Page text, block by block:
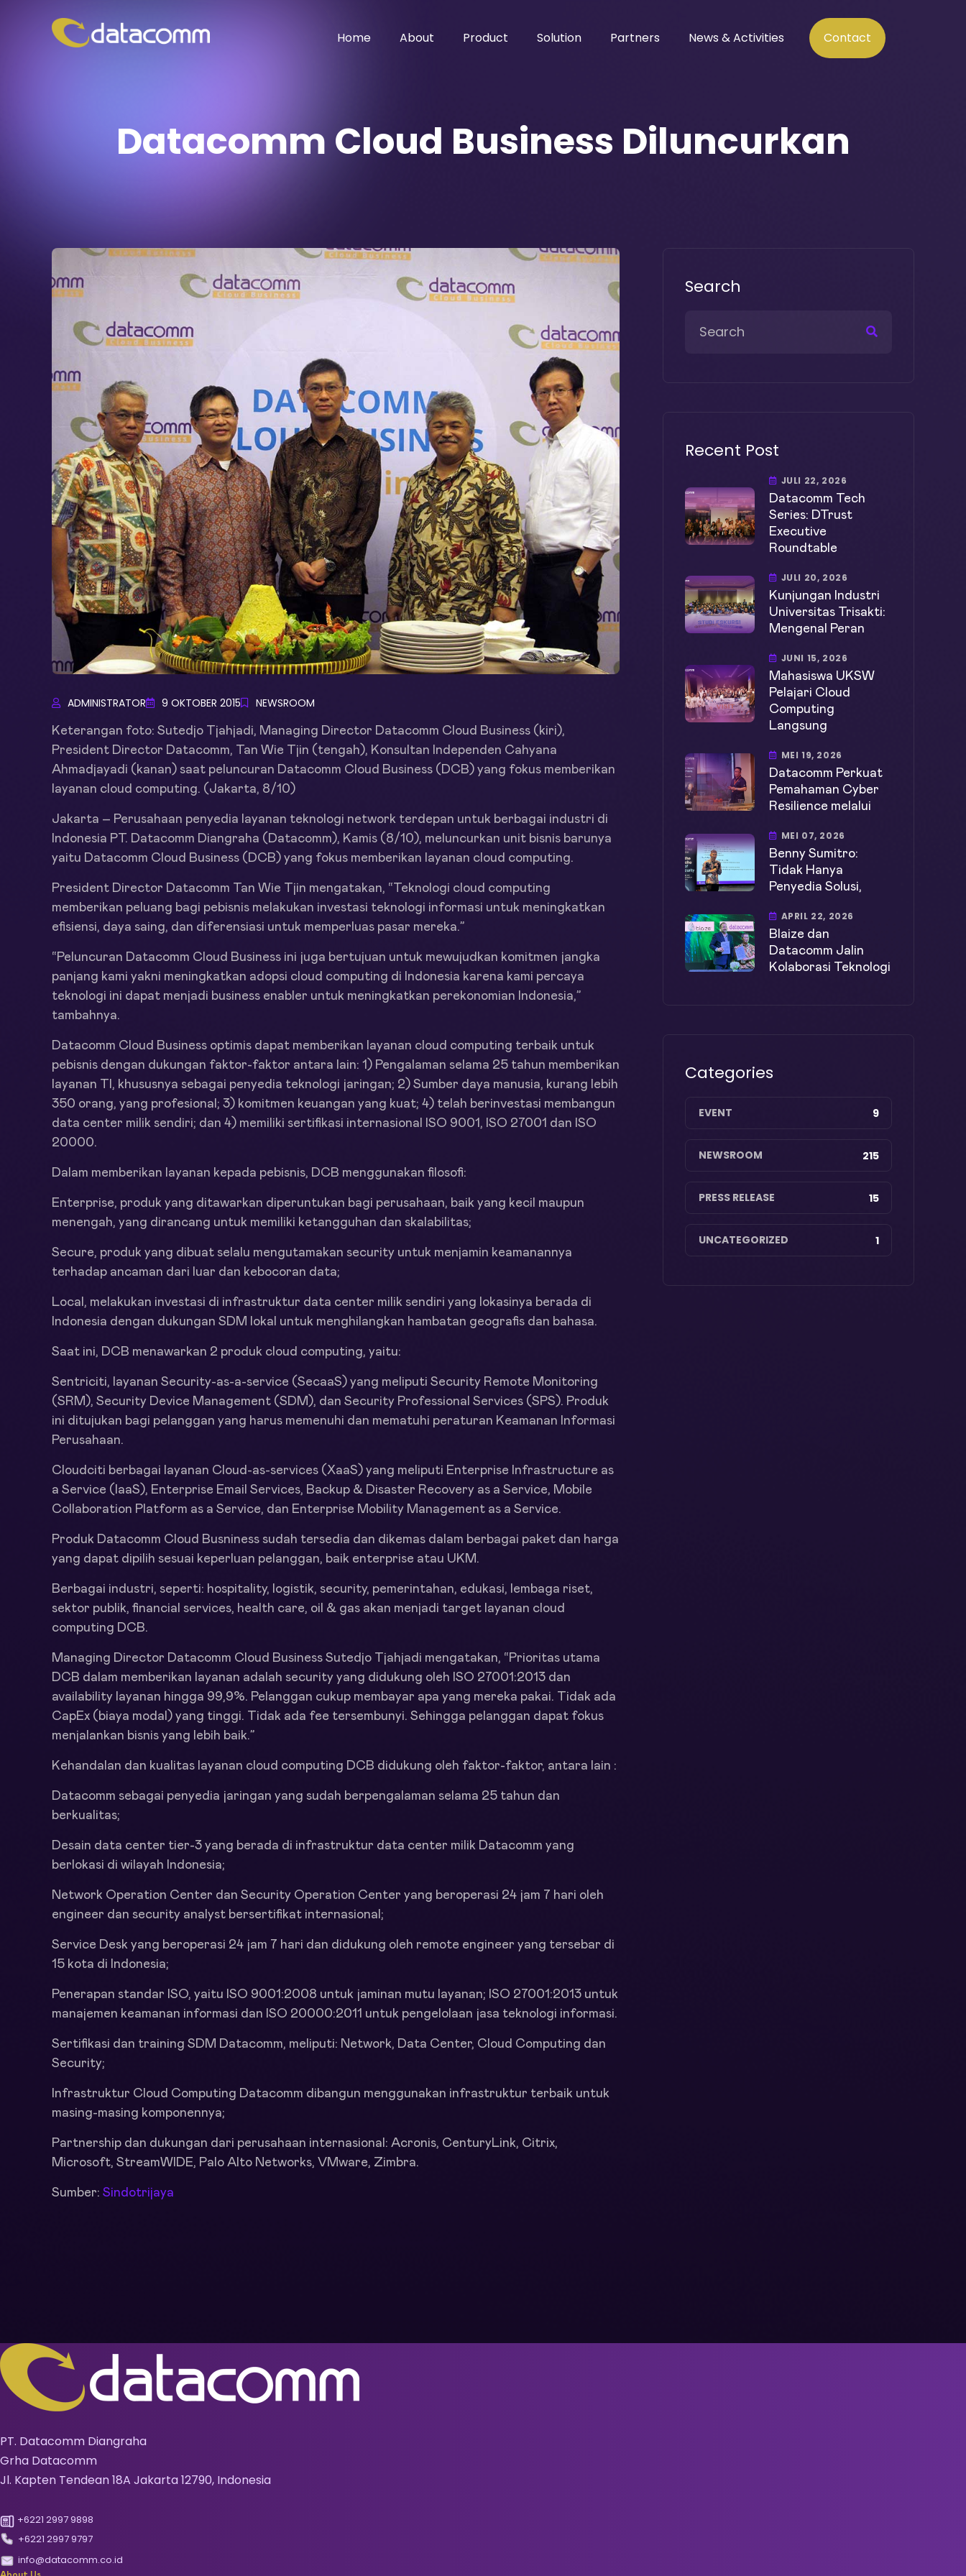
Home About Product Solution Partners News & Activities Contact
Datacomm Cloud Business Diluncurkan
ADMINISTRATOR 9 OKTOBER 2015 NEWSROOM
Keterangan foto: Sutedjo Tjahjadi, Managing Director Datacomm Cloud Business (kiri),
President Director Datacomm, Tan Wie Tjin (tengah), Konsultan Independen Cahyana
Ahmadjayadi (kanan) saat peluncuran Datacomm Cloud Business (DCB) yang fokus memberikan
layanan cloud computing. (Jakarta, 8/10)
Jakarta – Perusahaan penyedia layanan teknologi network terdepan untuk berbagai industri di
Indonesia PT. Datacomm Diangraha (Datacomm), Kamis (8/10), meluncurkan unit bisnis barunya
yaitu Datacomm Cloud Business (DCB) yang fokus memberikan layanan cloud computing.
President Director Datacomm Tan Wie Tjin mengatakan, “Teknologi cloud computing
memberikan peluang bagi pebisnis melakukan investasi teknologi informasi untuk meningkatkan
efisiensi, daya saing, dan diferensiasi untuk memperluas pasar mereka.”
“Peluncuran Datacomm Cloud Business ini juga bertujuan untuk mewujudkan komitmen jangka
panjang kami yakni meningkatkan adopsi cloud computing di Indonesia karena kami percaya
teknologi ini dapat menjadi business enabler untuk meningkatkan perekonomian Indonesia,”
tambahnya.
Datacomm Cloud Business optimis dapat memberikan layanan cloud computing terbaik untuk
pebisnis dengan dukungan faktor-faktor antara lain: 1) Pengalaman selama 25 tahun memberikan
layanan TI, khususnya sebagai penyedia teknologi jaringan; 2) Sumber daya manusia, kurang lebih
350 orang, yang profesional; 3) komitmen keuangan yang kuat; 4) telah berinvestasi membangun
data center milik sendiri; dan 4) memiliki sertifikasi internasional ISO 9001, ISO 27001 dan ISO
20000.
Dalam memberikan layanan kepada pebisnis, DCB menggunakan filosofi:
Enterprise, produk yang ditawarkan diperuntukan bagi perusahaan, baik yang kecil maupun
menengah, yang dirancang untuk memiliki ketangguhan dan skalabilitas;
Secure, produk yang dibuat selalu mengutamakan security untuk menjamin keamanannya
terhadap ancaman dari luar dan kebocoran data;
Local, melakukan investasi di infrastruktur data center milik sendiri yang lokasinya berada di
Indonesia dengan dukungan SDM lokal untuk menghilangkan hambatan geografis dan bahasa.
Saat ini, DCB menawarkan 2 produk cloud computing, yaitu:
Sentriciti, layanan Security-as-a-service (SecaaS) yang meliputi Security Remote Monitoring
(SRM), Security Device Management (SDM), dan Security Professional Services (SPS). Produk
ini ditujukan bagi pelanggan yang harus memenuhi dan mematuhi peraturan Keamanan Informasi
Perusahaan.
Cloudciti berbagai layanan Cloud-as-services (XaaS) yang meliputi Enterprise Infrastructure as
a Service (IaaS), Enterprise Email Services, Backup & Disaster Recovery as a Service, Mobile
Collaboration Platform as a Service, dan Enterprise Mobility Management as a Service.
Produk Datacomm Cloud Busniness sudah tersedia dan dikemas dalam berbagai paket dan harga
yang dapat dipilih sesuai keperluan pelanggan, baik enterprise atau UKM.
Berbagai industri, seperti: hospitality, logistik, security, pemerintahan, edukasi, lembaga riset,
sektor publik, financial services, health care, oil & gas akan menjadi target layanan cloud
computing DCB.
Managing Director Datacomm Cloud Business Sutedjo Tjahjadi mengatakan, “Prioritas utama
DCB dalam memberikan layanan adalah security yang didukung oleh ISO 27001:2013 dan
availability layanan hingga 99,9%. Pelanggan cukup membayar apa yang mereka pakai. Tidak ada
CapEx (biaya modal) yang tinggi. Tidak ada fee tersembunyi. Sehingga pelanggan dapat fokus
menjalankan bisnis yang lebih baik.”
Kehandalan dan kualitas layanan cloud computing DCB didukung oleh faktor-faktor, antara lain :
Datacomm sebagai penyedia jaringan yang sudah berpengalaman selama 25 tahun dan
berkualitas;
Desain data center tier-3 yang berada di infrastruktur data center milik Datacomm yang
berlokasi di wilayah Indonesia;
Network Operation Center dan Security Operation Center yang beroperasi 24 jam 7 hari oleh
engineer dan security analyst bersertifikat internasional;
Service Desk yang beroperasi 24 jam 7 hari dan didukung oleh remote engineer yang tersebar di
15 kota di Indonesia;
Penerapan standar ISO, yaitu ISO 9001:2008 untuk jaminan mutu layanan; ISO 27001:2013 untuk
manajemen keamanan informasi dan ISO 20000:2011 untuk pengelolaan jasa teknologi informasi.
Sertifikasi dan training SDM Datacomm, meliputi: Network, Data Center, Cloud Computing dan
Security;
Infrastruktur Cloud Computing Datacomm dibangun menggunakan infrastruktur terbaik untuk
masing-masing komponennya;
Partnership dan dukungan dari perusahaan internasional: Acronis, CenturyLink, Citrix,
Microsoft, StreamWIDE, Palo Alto Networks, VMware, Zimbra.
Sumber: Sindotrijaya
Search
Recent Post
JULI 22, 2026
Datacomm Tech
Series: DTrust
Executive
Roundtable
JULI 20, 2026
Kunjungan Industri
Universitas Trisakti:
Mengenal Peran
JUNI 15, 2026
Mahasiswa UKSW
Pelajari Cloud
Computing
Langsung
MEI 19, 2026
Datacomm Perkuat
Pemahaman Cyber
Resilience melalui
MEI 07, 2026
Benny Sumitro:
Tidak Hanya
Penyedia Solusi,
APRIL 22, 2026
Blaize dan
Datacomm Jalin
Kolaborasi Teknologi
Categories
EVENT 9
NEWSROOM 215
PRESS RELEASE 15
UNCATEGORIZED 1
PT. Datacomm Diangraha
Grha Datacomm
Jl. Kapten Tendean 18A Jakarta 12790, Indonesia
+6221 2997 9898
+6221 2997 9797
info@datacomm.co.id
About Us